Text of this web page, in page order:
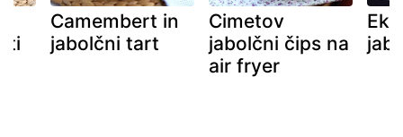
Camembert in
jabolčni tart
Cimetov
jabolčni čips na
air fryer